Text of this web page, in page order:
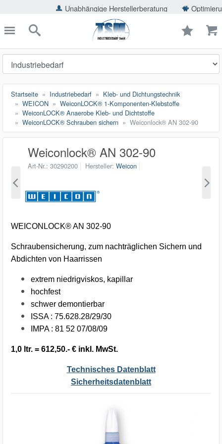
Unabhängige Herstellerberatung Optimierung der
schließen
Suche
Startseite Industriebedarf
Kleb- und Dichtungstechnik
WEICON
WeiconLOCK® 1-Komponenten-Klebstoffe
WeiconLOCK® Anaerobe Kleb- und Dichtstoffe
WeiconLOCK® Schrauben sichern
Weiconlock® AN 302-90
Weiconlock® AN 302-90
Art-Nr. 30290200 Hersteller Weicon
WEICONLOCK® AN 302-90
Schraubensicherung, zum nachträglichen Sichern und
Abdichten von Haarrissen
extrem niedrigviskos, kapillar
hochfest
schwer demontierbar
ISSA : 75.628.28/29/30
IMPA : 81 52 07/08/09
1,0 ltr. = 612,50.- € inkl. MwSt.
Technisches Datenblatt
Sicherheitsdatenblatt